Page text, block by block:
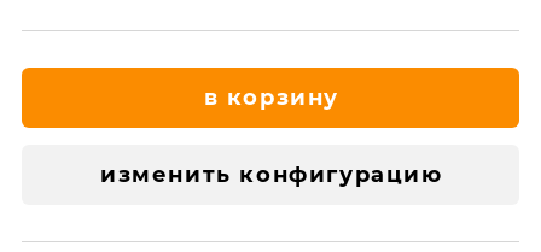
в корзину
изменить конфигурацию